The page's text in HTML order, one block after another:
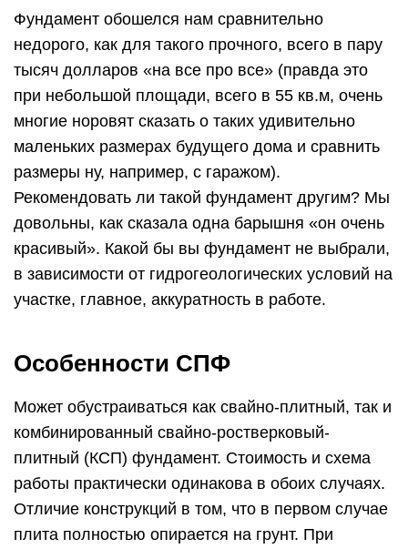
Фундамент обошелся нам сравнительно
недорого, как для такого прочного, всего в пару
тысяч долларов «на все про все» (правда это
при небольшой площади, всего в 55 кв.м, очень
многие норовят сказать о таких удивительно
маленьких размерах будущего дома и сравнить
размеры ну, например, с гаражом).
Рекомендовать ли такой фундамент другим? Мы
довольны, как сказала одна барышня «он очень
красивый». Какой бы вы фундамент не выбрали,
в зависимости от гидрогеологических условий на
участке, главное, аккуратность в работе.
Особенности СПФ
Может обустраиваться как свайно-плитный, так и
комбинированный свайно-ростверковый-
плитный (КСП) фундамент. Стоимость и схема
работы практически одинакова в обоих случаях.
Отличие конструкций в том, что в первом случае
плита полностью опирается на грунт. При